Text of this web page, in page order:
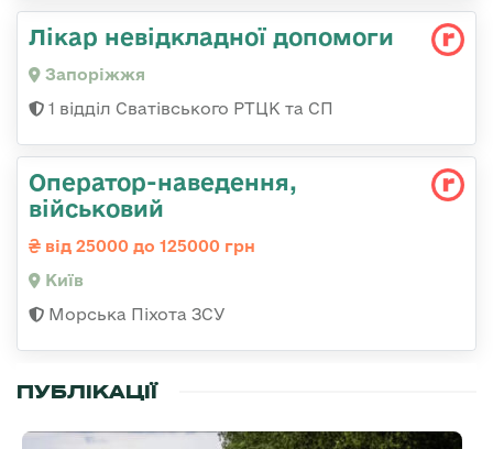
Лікар невідкладної допомоги
Запоріжжя
1 відділ Сватівського РТЦК та СП
Оператор-наведення,
військовий
від 25000 до 125000 грн
Київ
Морська Піхота ЗСУ
ПУБЛІКАЦІЇ